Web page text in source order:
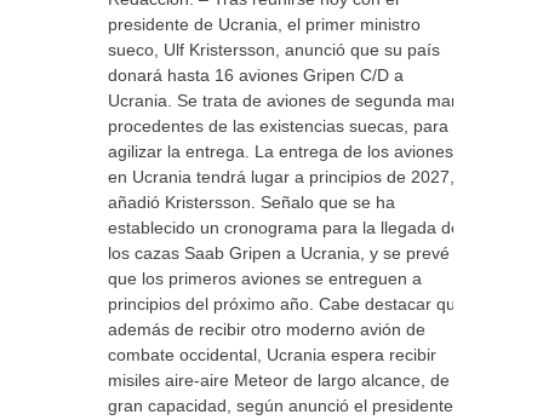
presidente de Ucrania, el primer ministro
sueco, Ulf Kristersson, anunció que su país
donará hasta 16 aviones Gripen C/D a
Ucrania. Se trata de aviones de segunda mano
procedentes de las existencias suecas, para
agilizar la entrega. La entrega de los aviones
en Ucrania tendrá lugar a principios de 2027,
añadió Kristersson. Señalo que se ha
establecido un cronograma para la llegada de
los cazas Saab Gripen a Ucrania, y se prevé
que los primeros aviones se entreguen a
principios del próximo año. Cabe destacar que,
además de recibir otro moderno avión de
combate occidental, Ucrania espera recibir
misiles aire-aire Meteor de largo alcance, de
gran capacidad, según anunció el presidente